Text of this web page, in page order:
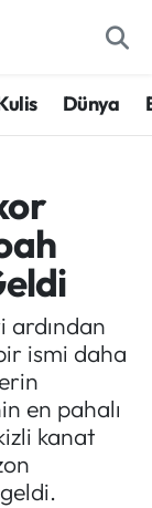
Dünya
ardından
ismi daha
en pahalı
kanat